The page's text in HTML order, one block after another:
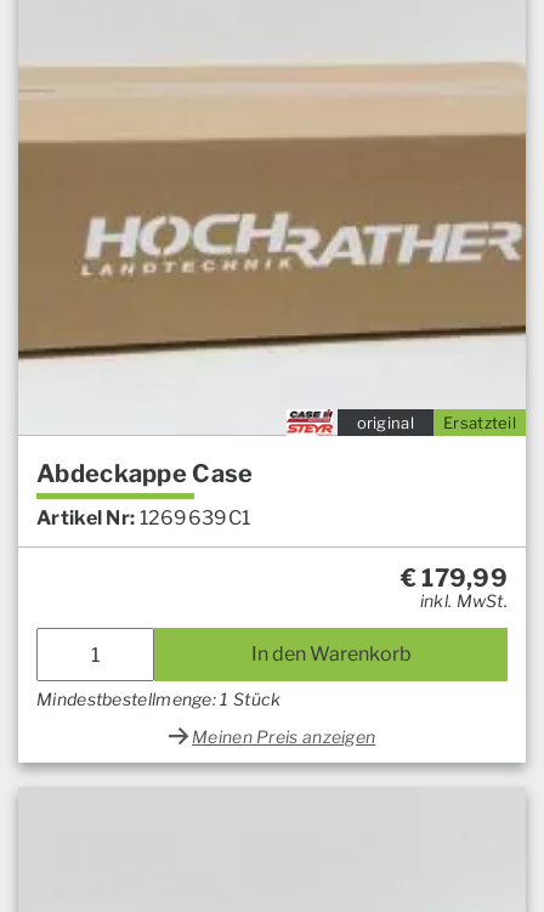
Ersatzteil
original
Abdeckappe Case
Artikel Nr: 1269639C1
€179,99
inkl. MwSt.
In den Warenkorb
Mindestbestellmenge: 1 Stück
Meinen Preis anzeigen